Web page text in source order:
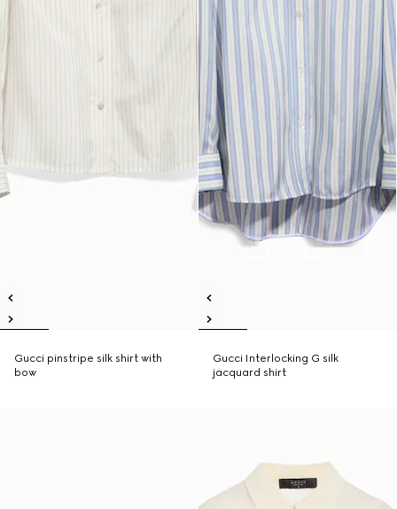
Gucci pinstripe silk shirt with
bow
Gucci Interlocking G silk
jacquard shirt